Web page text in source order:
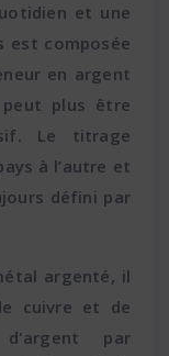
et une
est composée
en argent
plus être
Le titrage
à l’autre et
défini par
argenté, il
cuivre et de
par